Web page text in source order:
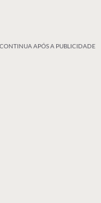
CONTINUA APÓS A PUBLICIDADE